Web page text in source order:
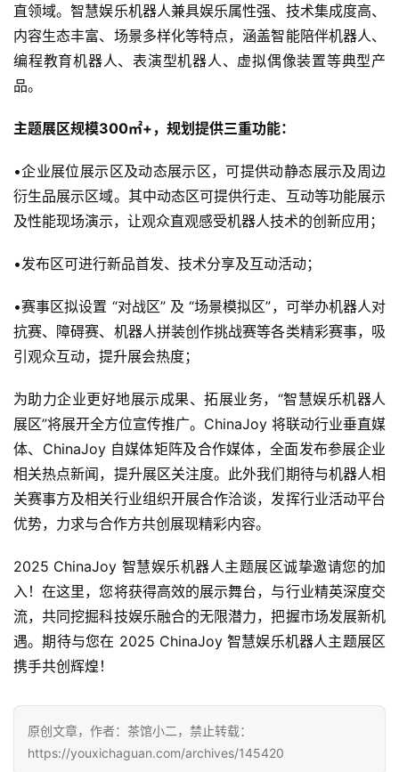
手
机
游
戏
单
游
戏
闲
戏
2
2
5
第
十
三
届
金
奖
7
0
直领域。智慧娱乐机器人兼具娱乐属性强、技术集成度高、
内容生态丰富、场景多样化等特点，涵盖智能陪伴机器人、
编程教育机器人、表演型机器人、虚拟偶像装置等典型产
品。
主题展区规模300㎡+，规划提供三重功能：
•企业展位展示区及动态展示区，可提供动静态展示及周边
衍生品展示区域。其中动态区可提供行走、互动等功能展示
及性能现场演示，让观众直观感受机器人技术的创新应用；
•发布区可进行新品首发、技术分享及互动活动；
•赛事区拟设置 “对战区” 及 “场景模拟区”，可举办机器人对
抗赛、障碍赛、机器人拼装创作挑战赛等各类精彩赛事，吸
引观众互动，提升展会热度；
为助力企业更好地展示成果、拓展业务，“智慧娱乐机器人
展区”将展开全方位宣传推广。ChinaJoy 将联动行业垂直媒
体、ChinaJoy 自媒体矩阵及合作媒体，全面发布参展企业
相关热点新闻，提升展区关注度。此外我们期待与机器人相
关赛事方及相关行业组织开展合作洽谈，发挥行业活动平台
优势，力求与合作方共创展现精彩内容。
2025 ChinaJoy 智慧娱乐机器人主题展区诚挚邀请您的加
入！在这里，您将获得高效的展示舞台，与行业精英深度交
流，共同挖掘科技娱乐融合的无限潜力，把握市场发展新机
遇。期待与您在 2025 ChinaJoy 智慧娱乐机器人主题展区
携手共创辉煌！
原创文章，作者：茶馆小二，禁止转载：
https://youxichaguan.com/archives/145420